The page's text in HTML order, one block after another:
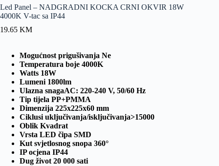
Led Panel – NADGRADNI KOCKA CRNI OKVIR 18W
4000K V-tac sa IP44
19.65 KM
Mogućnost prigušivanja Ne
Temperatura boje 4000K
Watts 18W
Lumeni 1800lm
Ulazna snagaAC: 220-240 V, 50/60 Hz
Tip tijela PP+PMMA
Dimenzija 225x225x60 mm
Ciklusi uključivanja/isključivanja>15000
Oblik Kvadrat
Vrsta LED čipa SMD
Kut svjetlosnog snopa 360°
IP ocjena IP44
Dug život 20 000 sati